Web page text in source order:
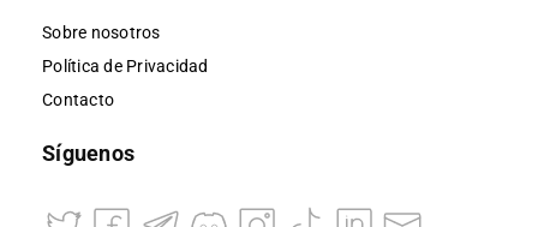
Sobre nosotros
Política de Privacidad
Contacto
Síguenos